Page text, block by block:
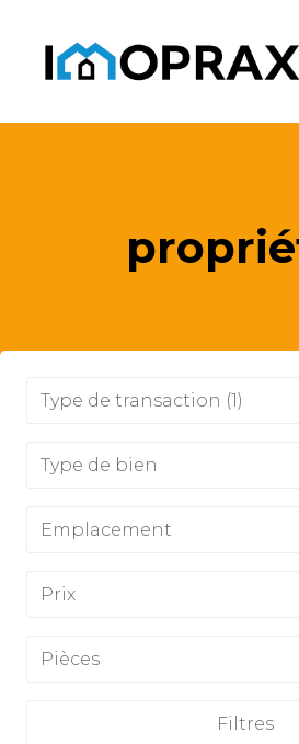
Type de transaction (1)
Type de bien
Emplacement
Prix
Pièces
Filtres